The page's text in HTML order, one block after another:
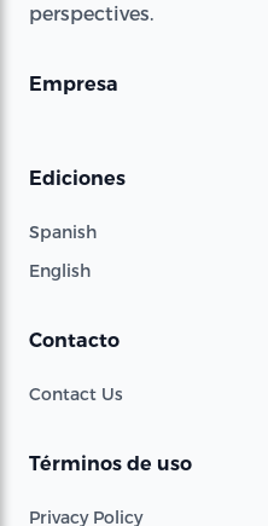
perspectives.
Empresa
Ediciones
Spanish
English
Contacto
Contact Us
Términos de uso
Privacy Policy